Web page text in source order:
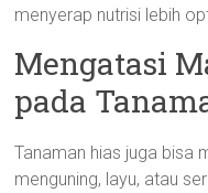
menyerap nutrisi lebih
Mengatasi
pada
Tanaman hias juga bisa
menguning, layu, atau